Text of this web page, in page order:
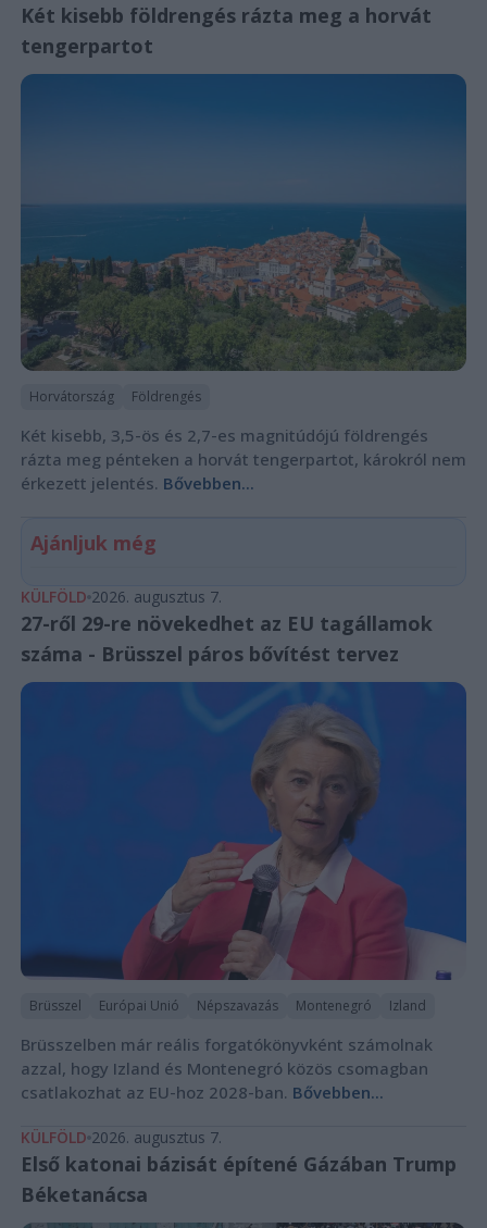
Két kisebb földrengés rázta meg a horvát
tengerpartot
Horvátország Földrengés
Két kisebb, 3,5-ös és 2,7-es magnitúdójú földrengés
rázta meg pénteken a horvát tengerpartot, károkról nem
érkezett jelentés. Bővebben...
Ajánljuk még
KÜLFÖLD 2026. augusztus 7.
27-ről 29-re növekedhet az EU tagállamok
száma - Brüsszel páros bővítést tervez
Brüsszel Európai Unió Népszavazás Montenegró Izland
Brüsszelben már reális forgatókönyvként számolnak
azzal, hogy Izland és Montenegró közös csomagban
csatlakozhat az EU-hoz 2028-ban. Bővebben...
KÜLFÖLD 2026. augusztus 7.
Első katonai bázisát építené Gázában Trump
Béketanácsa